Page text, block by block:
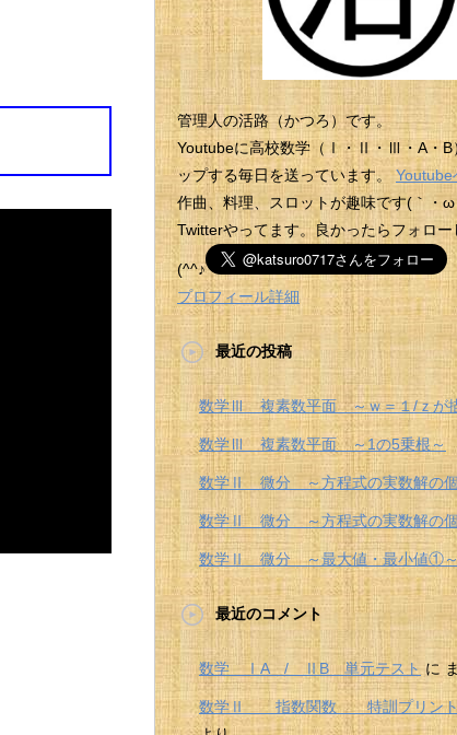
管理人の活路（かつろ）です。
Youtubeに高校数学（Ⅰ・Ⅱ・Ⅲ・A・B
ップする毎日を送っています。Youtube
作曲、料理、スロットが趣味です(｀・ω
Twitterやってます。良かったらフォロ
(^^♪
プロフィール詳細
最近の投稿
数学Ⅲ 複素数平面 ～ｗ＝１/ｚが
数学Ⅲ 複素数平面 ～1の5乗根～
数学Ⅱ 微分 ～方程式の実数解の
数学Ⅱ 微分 ～方程式の実数解の
数学Ⅱ 微分 ～最大値・最小値①～
最近のコメント
数学 ⅠA / ⅡB 単元テスト に
数学Ⅱ 指数関数 特訓プリント